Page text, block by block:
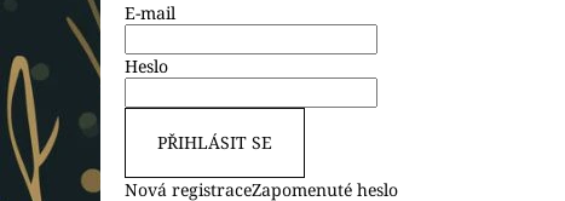
E-mail
Heslo
PŘIHLÁSIT SE
Nová registraceZapomenuté heslo